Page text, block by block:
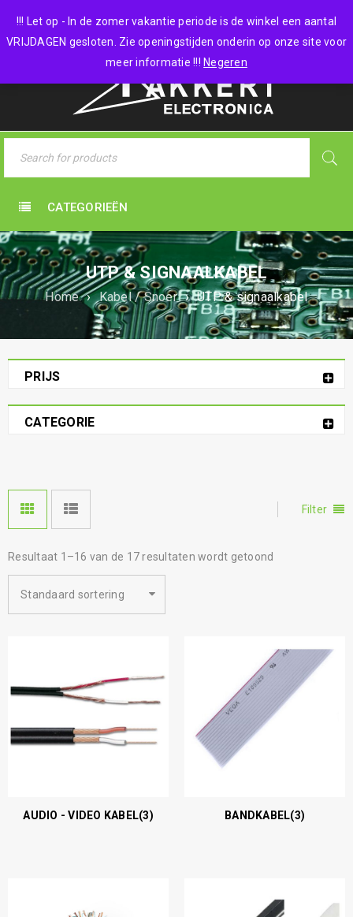
!!! Let op - In de zomer vakantie periode is de winkel een aantal
VRIJDAGEN gesloten. Zie openingstijden onderin op onze site voor
meer informatie !!! Negeren
0 items - €0,00
CATEGORIEËN
UTP & SIGNAALKABEL
Home › Kabel / Snoer › UTP & signaalkabel
PRIJS
CATEGORIE
Filter
Resultaat 1–16 van de 17 resultaten wordt getoond
Standaard sortering
AUDIO - VIDEO KABEL(3) BANDKABEL(3)